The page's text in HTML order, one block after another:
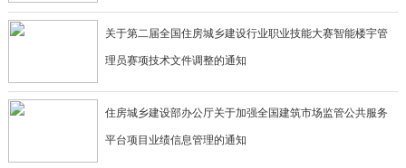
关于第二届全国住房城乡建设行业职业技能大赛智能楼宇管
理员赛项技术文件调整的通知
住房城乡建设部办公厅关于加强全国建筑市场监管公共服务
平台项目业绩信息管理的通知